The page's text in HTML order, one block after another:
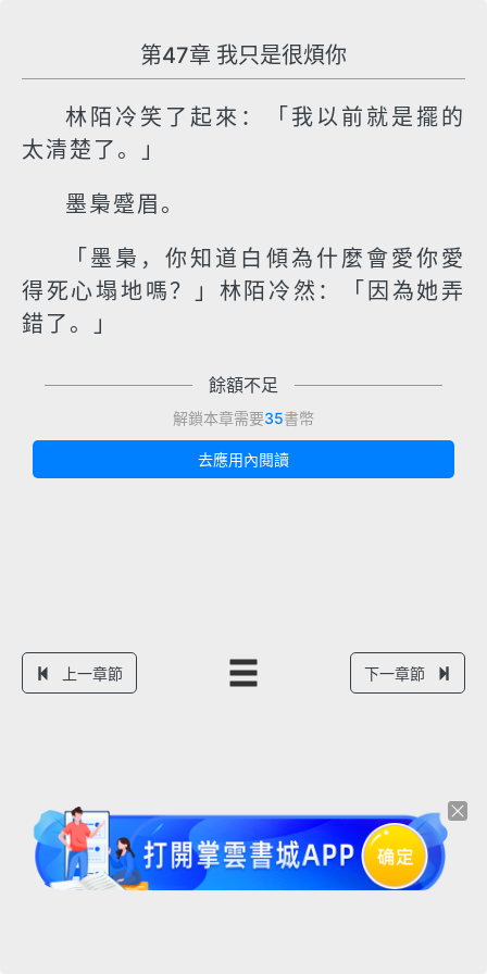
第47章 我只是很煩你
林陌冷笑了起來：「我以前就是擺的
太清楚了。」
墨梟蹙眉。
「墨梟，你知道白傾為什麼會愛你愛
得死心塌地嗎？」林陌冷然：「因為她弄
錯了。」
餘額不足
解鎖本章需要35書幣
去應用內閱讀
上一章節 下一章節